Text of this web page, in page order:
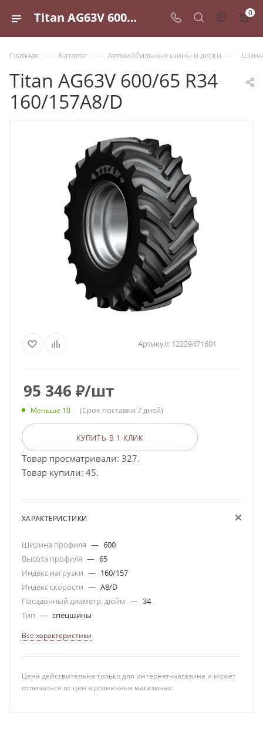
Titan AG63V 600/65 R34 160/157A8/D - купить в Санкт-Петербурге по выгодной цене 0
Главная — Каталог — Автомобильные шины и диски — Шины
Titan AG63V 600/65 R34
160/157A8/D
Артикул: 12229471601
95 346 ₽/шт
Меньше 10 (Срок поставки 7 дней)
КУПИТЬ В 1 КЛИК
Товар просматривали: 327.
Товар купили: 45.
ХАРАКТЕРИСТИКИ
Ширина профиля — 600
Высота профиля — 65
Индекс нагрузки — 160/157
Индекс скорости — A8/D
Посадочный диаметр, дюйм — 34
Тип — спецшины
Все характеристики
Цена действительна только для интернет-магазина и может
отличаться от цен в розничных магазинах